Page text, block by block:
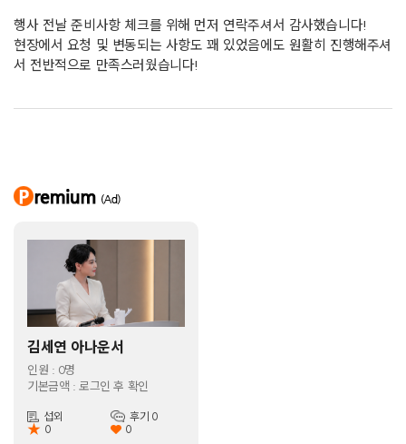
강원도 도민가요축제 진행 MC
충주시 고알빙락 락페스티벌 진행 MC
공주시 대백제전 진행 MC
GS그룹 신화통신 전사 체육대회 MC
넷마블 패밀리 명랑운동회 MC
서울대공원 명랑 체육대회 MC
국립극단 전사 체육대회 MC
------------------------------------------------------------
***** 방송 리포터 MC
개원의 정석 방송 진행 MC
에브리뷰 방송 진행 MC
강원도 고성 리포터
안산시 리포터
행사 전날 준비사항 체크를 위해 먼저 연락주셔서 감사했습니다!
현장에서 요청 및 변동되는 사항도 꽤 있었음에도 원활히 진행해주셔
서 전반적으로 만족스러웠습니다!
김세연 아나운서
인원 : 0명
기본금액 : 로그인 후 확인
섭외 후기 0
★ 0 0